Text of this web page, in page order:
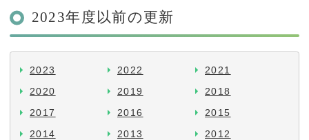
2023年度以前の更新
2023 2022
2021
2020
2019
2018
2017
2016
2015
2014
2013
2012